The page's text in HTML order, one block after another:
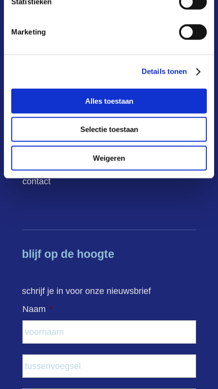
Marketing
Details tonen
Alles toestaan
Selectie toestaan
Weigeren
actueel
contact
blijf op de hoogte
schrijf je in voor onze nieuwsbrief
Naam *